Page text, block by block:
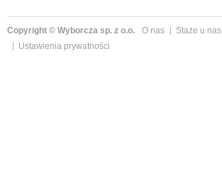
Copyright © Wyborcza sp. z o.o. O nas Staże u nas
Ustawienia prywatności